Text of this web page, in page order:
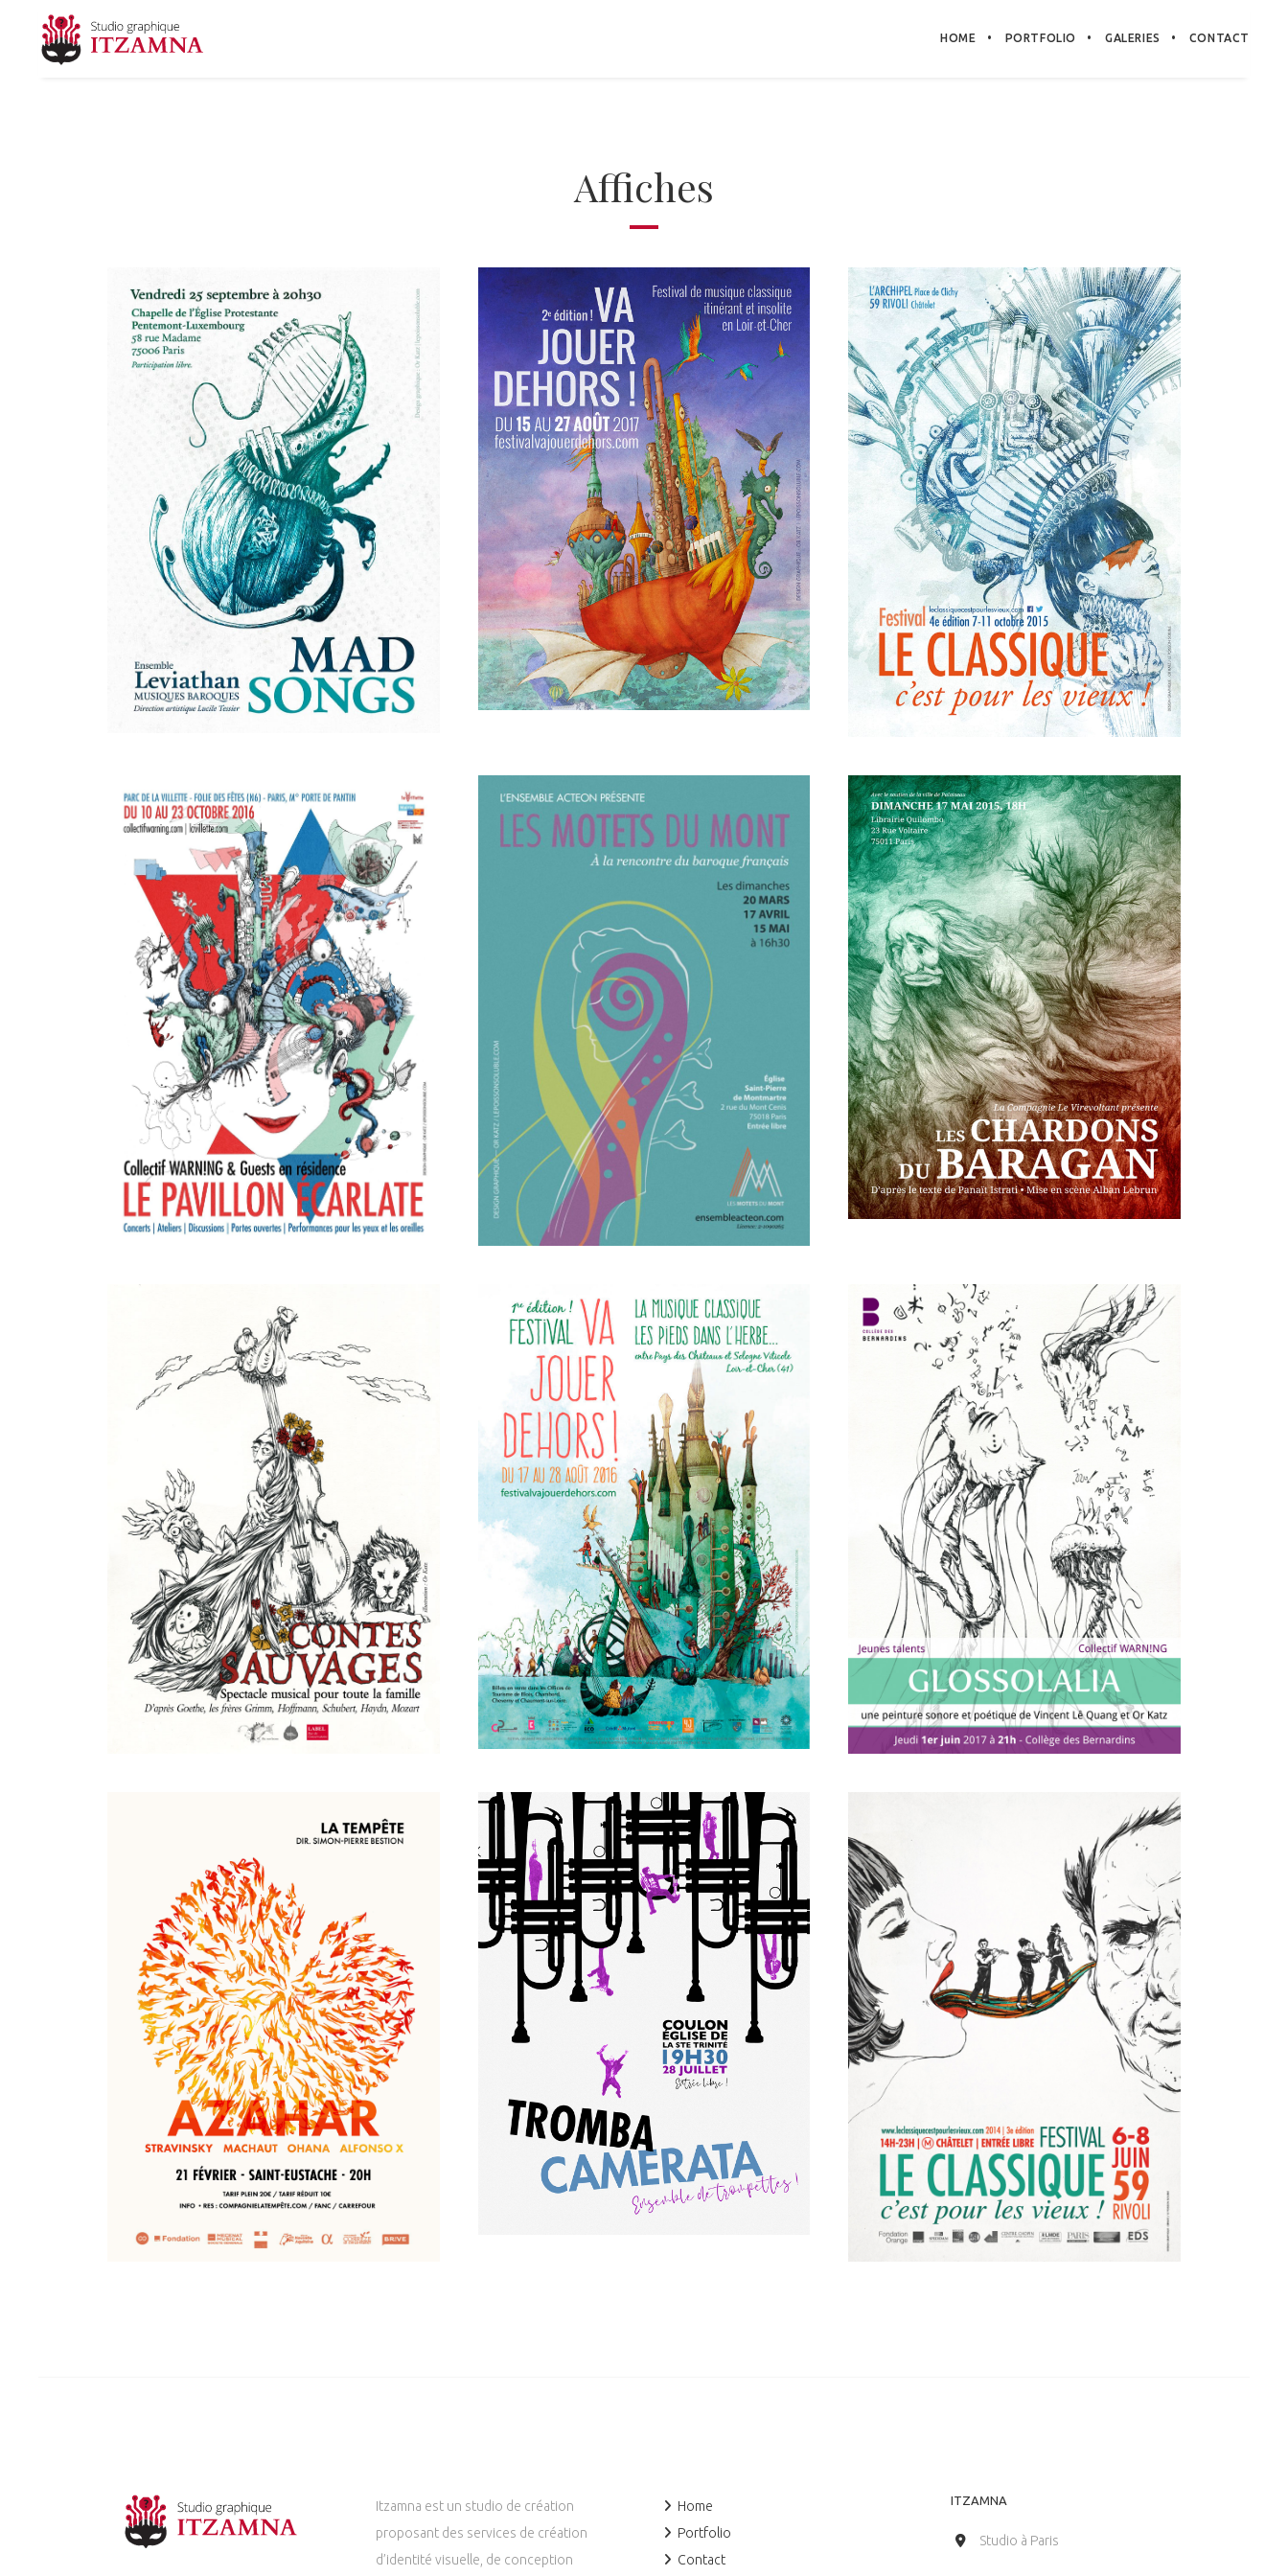
HOME PORTFOLIO GALERIES CONTACT
Affiches
Itzamna est un studio de création
proposant des services de création
d’identité visuelle, de conception
Home
Portfolio
Contact
ITZAMNA
Studio à Paris